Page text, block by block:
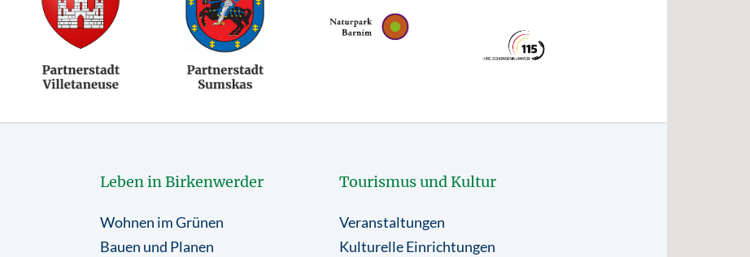
Leben in Birkenwerder
Wohnen im Grünen
Bauen und Planen
Tourismus und Kultur
Veranstaltungen
Kulturelle Einrichtungen